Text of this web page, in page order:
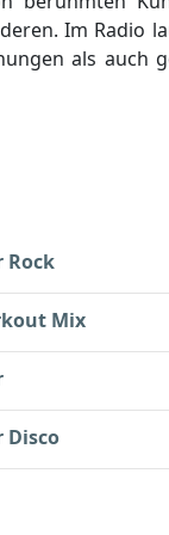
Im Radio
als auch
Rock
Mix
Disco